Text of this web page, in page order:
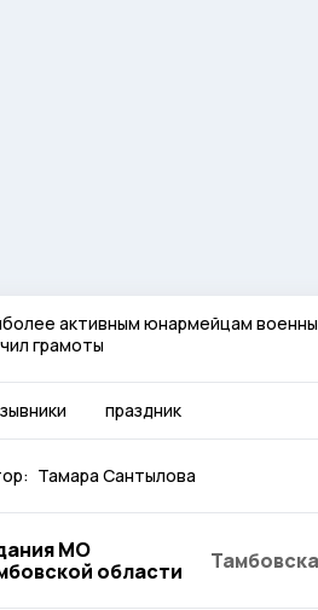
активным юнармейцам
грамоты
праздник
Тамара Сантылова
МО
области